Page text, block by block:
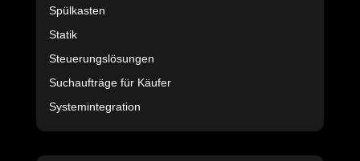
Spülkasten
Statik
Steuerungslösungen
Suchaufträge für Käufer
Systemintegration